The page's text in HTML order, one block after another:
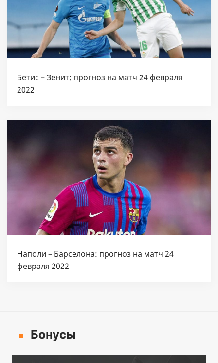
Бетис – Зенит: прогноз на матч 24 февраля
2022
Наполи – Барселона: прогноз на матч 24
февраля 2022
Бонусы